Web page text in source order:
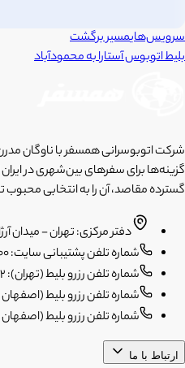
سرویس‌هایمسیر برگشت
بلیط اتوبوسآستارابهمحمودآباد
شرکت اتوبوسرانی همسفر با ناوگان
گزینه‌ها برای سفرهای بین‌شهری در
گسترده مقاصد، آن را به انتخابی
دفتر مرکزی: تهران - میدان
شماره تلفن پشتیبانی سایت: 41609000-021
شماره تلفن رزرو بلیط (تهران): 7182-021
شماره تلفن رزرو بلیط (اصفهان - کاوه):
شماره تلفن رزرو بلیط (اصفهان - صفه):
ارتباط با ما